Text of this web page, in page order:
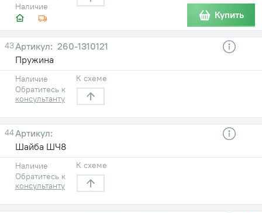
Наличие
Купить
43
260-1310121
Пружина
Наличие
Обратитесь к
консультанту
К схеме
44
Шайба ШЧ8
Наличие
Обратитесь к
консультанту
К схеме